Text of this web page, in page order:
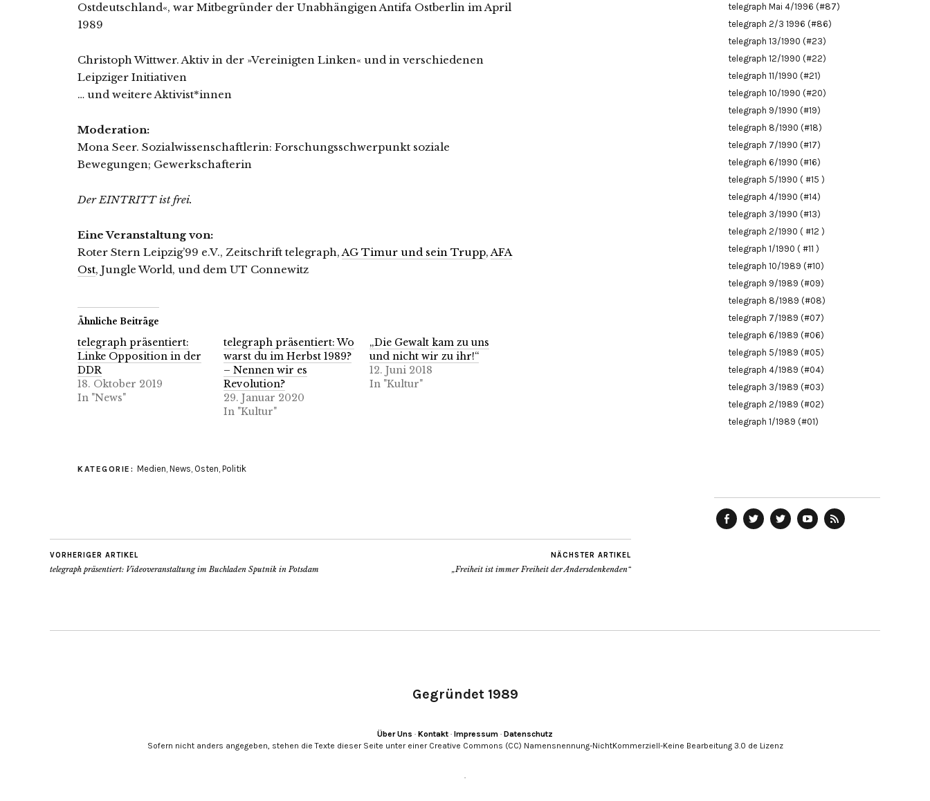
Ostdeutschland«, war Mitbegründer der Unabhängigen Antifa Ostberlin im April
1989
Christoph Wittwer. Aktiv in der »Vereinigten Linken« und in verschiedenen
Leipziger Initiativen
… und weitere Aktivist*innen
Moderation:
Mona Seer. Sozialwissenschaftlerin: Forschungsschwerpunkt soziale
Bewegungen; Gewerkschafterin
Der EINTRITT ist frei.
Eine Veranstaltung von:
Roter Stern Leipzig’99 e.V., Zeitschrift telegraph,AG Timur und sein Trupp,AFA
Ost, Jungle World, und dem UT Connewitz
Ähnliche Beiträge
telegraph präsentiert:
Linke Opposition in der
DDR
18. Oktober 2019
In "News"
telegraph präsentiert: Wo
warst du im Herbst 1989?
– Nennen wir es
Revolution?
29. Januar 2020
In "Kultur"
„Die Gewalt kam zu uns
und nicht wir zu ihr!“
12. Juni 2018
In "Kultur"
KATEGORIE: Medien, News, Osten, Politik
VORHERIGER ARTIKEL
telegraph präsentiert: Videoveranstaltung im Buchladen Sputnik in Potsdam
NÄCHSTER ARTIKEL
„Freiheit ist immer Freiheit der Andersdenkenden“
telegraph Mai 4/1996 (#87)
telegraph 2/3 1996 (#86)
telegraph 13/1990 (#23)
telegraph 12/1990 (#22)
telegraph 11/1990 (#21)
telegraph 10/1990 (#20)
telegraph 9/1990 (#19)
telegraph 8/1990 (#18)
telegraph 7/1990 (#17)
telegraph 6/1990 (#16)
telegraph 5/1990 ( #15 )
telegraph 4/1990 (#14)
telegraph 3/1990 (#13)
telegraph 2/1990 ( #12 )
telegraph 1/1990 ( #11 )
telegraph 10/1989 (#10)
telegraph 9/1989 (#09)
telegraph 8/1989 (#08)
telegraph 7/1989 (#07)
telegraph 6/1989 (#06)
telegraph 5/1989 (#05)
telegraph 4/1989 (#04)
telegraph 3/1989 (#03)
telegraph 2/1989 (#02)
telegraph 1/1989 (#01)
Gegründet 1989
Über Uns · Kontakt · Impressum · Datenschutz
Sofern nicht anders angegeben, stehen die Texte dieser Seite unter einer Creative Commons (CC) Namensnennung-NichtKommerziell-Keine Bearbeitung 3.0 de Lizenz